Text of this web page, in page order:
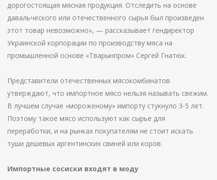
дорогостоящая мясная продукция. Отследить на основе
давальческого или отечественного сырья был произведен
этот товар невозможно», — рассказывает гендиректор
Украинской корпорации по производству мяса на
промышленной основе «Тварынпром» Сергей Гнатюк.
Представители отечественных мясокомбинатов
утверждают, что импортное мясо нельзя называть свежим.
В лучшем случае «мороженому» импорту стукнуло 3-5 лет.
Поэтому такое мясо используют как сырье для
переработки, и на рынках покупателям не стоит искать
туши дешевых аргентинских свиней или коров.
Импортные сосиски входят в моду